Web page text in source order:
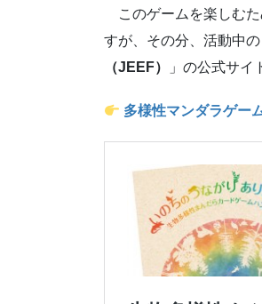
このゲームを楽しむた
すが、その分、活動中
（JEEF）
」の公式サイ
多様性マンダラゲー